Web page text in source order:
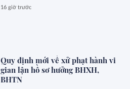
16 giờ trước
Quy định mới về xử phạt hành vi
gian lận hồ sơ hưởng BHXH,
BHTN